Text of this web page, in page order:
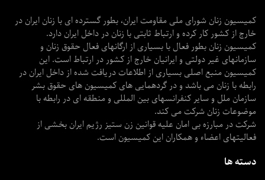
کمیسیون زنان شورای ملی مقاومت ایران، بطور گسترده ای با زنان ایران در
خارج از کشور کار کرده و ارتباط ثابتی با زنان در داخل ایران دارد.
کمیسیون زنان بطور فعال با بسیاری از ارگانهای فعال حقوق زنان و
سازمانهای غیر دولتی و ایرانیان خارج از کشور در ارتباط است. این
کمیسیون منبع اصلی بسیاری از اطلاعات دریافت شده از داخل ایران در
رابطه با زنان می باشد و در گردهمایی های کمیسیون های حقوق بشر
سازمان ملل و سایر کنفرانسهای بین المللی و منطقه ای در رابطه با
موضوعات زنان شرکت می کند.
شرکت در مبارزه بی امان علیه قوانین زن ستیز رژیم ایران بخشی از
فعالیتهای اعضاء و همکاران این کمیسیون است.
دسته ها